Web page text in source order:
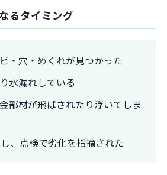
るタイミング
・穴・めくれが見つかった
水漏れしている
部材が飛ばされたり浮いてしま
、点検で劣化を指摘された